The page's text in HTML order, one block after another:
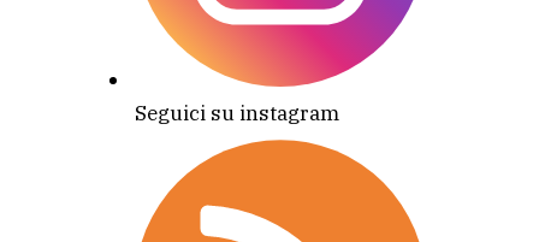
Seguici su instagram